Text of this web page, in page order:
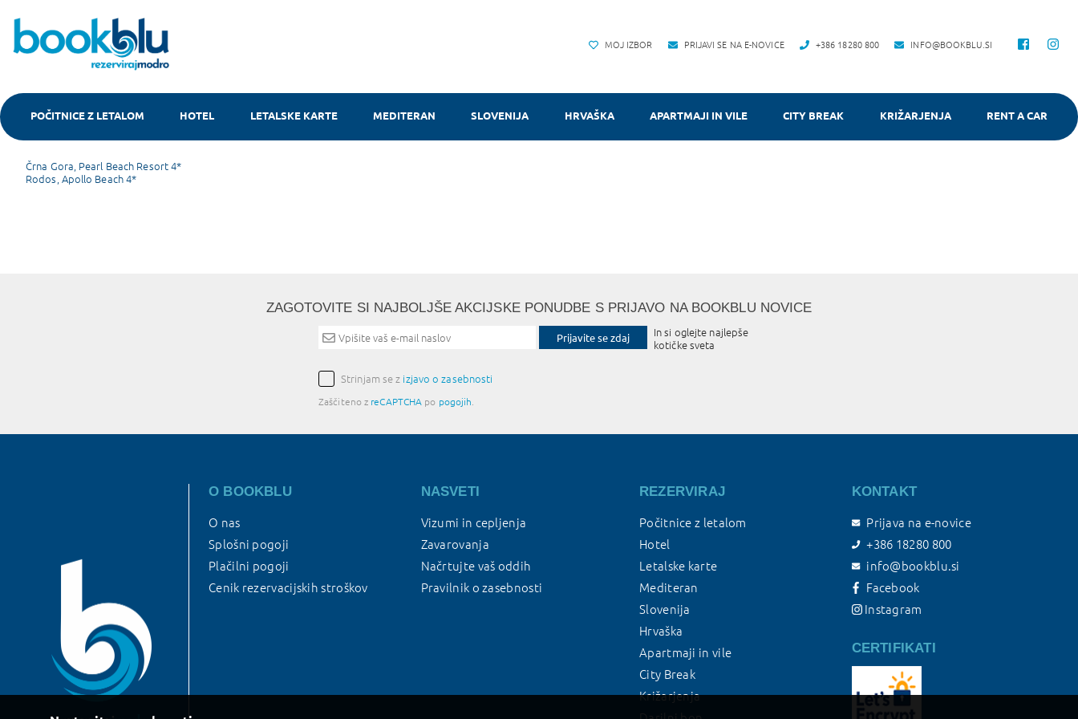
MOJ IZBOR PRIJAVI SE NA E-NOVICE +386 18280 800 INFO@BOOKBLU.SI
POČITNICE Z LETALOM HOTEL LETALSKE KARTE MEDITERAN SLOVENIJA HRVAŠKA APARTMAJI IN VILE CITY BREAK KRIŽARJENJA RENT A CAR
Post
navigation
Črna Gora, Pearl Beach Resort 4*
Rodos, Apollo Beach 4*
ZAGOTOVITE SI NAJBOLJŠE AKCIJSKE PONUDBE S PRIJAVO NA BOOKBLU NOVICE
Prijavite se zdaj
In si oglejte najlepše
kotičke sveta
Strinjam se z izjavo o zasebnosti
Zaščiteno z reCAPTCHA po pogojih
O BOOKBLU
O nas
Splošni pogoji
Plačilni pogoji
Cenik rezervacijskih stroškov
NASVETI
Vizumi in cepljenja
Zavarovanja
Načrtujte vaš oddih
Pravilnik o zasebnosti
REZERVIRAJ
Počitnice z letalom
Hotel
Letalske karte
Mediteran
Slovenija
Hrvaška
Apartmaji in vile
City Break
Križarjenja
KONTAKT
Prijava na e-novice
+386 18280 800
info@bookblu.si
Facebook
Instagram
CERTIFIKATI